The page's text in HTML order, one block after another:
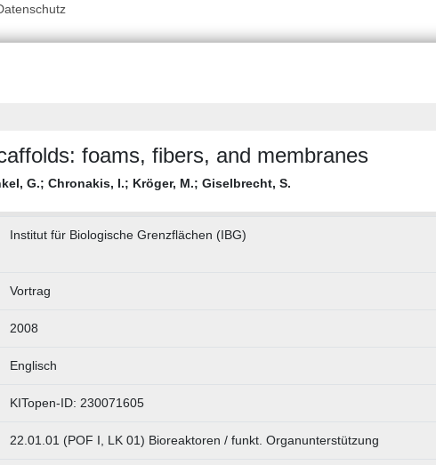
foams, fibers, and membranes
G.; Chronakis, I.; Kröger, M.; Giselbrecht, S.
Institut für Biologische Grenzflächen (IBG)
Vortrag
2008
Englisch
KITopen-ID: 230071605
22.01.01 (POF I, LK 01) Bioreaktoren / funkt. Organunterstützung